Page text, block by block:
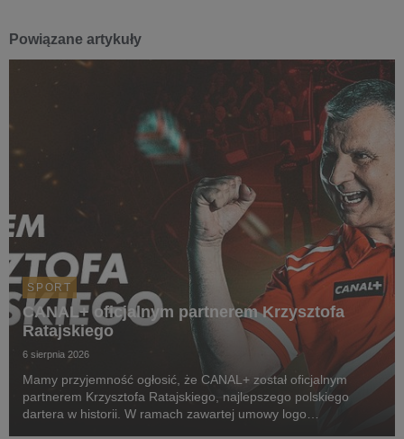
Powiązane artykuły
SPORT
CANAL+ oficjalnym partnerem Krzysztofa
Ratajskiego
6 sierpnia 2026
Mamy przyjemność ogłosić, że CANAL+ został oficjalnym
partnerem Krzysztofa Ratajskiego, najlepszego polskiego
dartera w historii. W ramach zawartej umowy logo